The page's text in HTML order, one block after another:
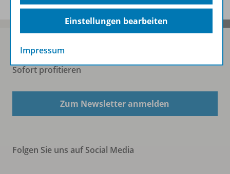
Sofort profitieren
Zum Newsletter anmelden
Folgen Sie uns auf Social Media
Einstellungen bearbeiten
Impressum